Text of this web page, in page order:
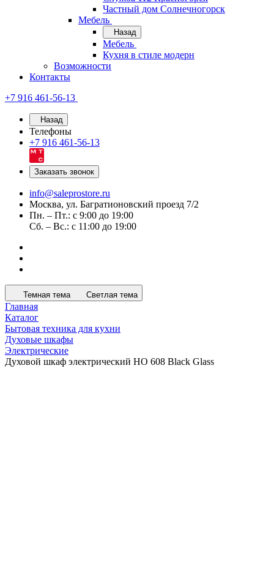
Частный дом Солнечногорск
Мебель
Назад
Мебель
Кухня в стиле модерн
Возможности
Контакты
+7 916 461-56-13
Назад
Телефоны
+7 916 461-56-13
Заказать звонок
info@saleprostore.ru
Москва, ул. Багратионовский проезд 7/2
Пн. – Пт.: с 9:00 до 19:00
Сб. – Вс.: с 11:00 до 19:00
Темная тема Светлая тема
Главная
Каталог
Бытовая техника для кухни
Духовые шкафы
Электрические
Духовой шкаф электрический HO 608 Black Glass